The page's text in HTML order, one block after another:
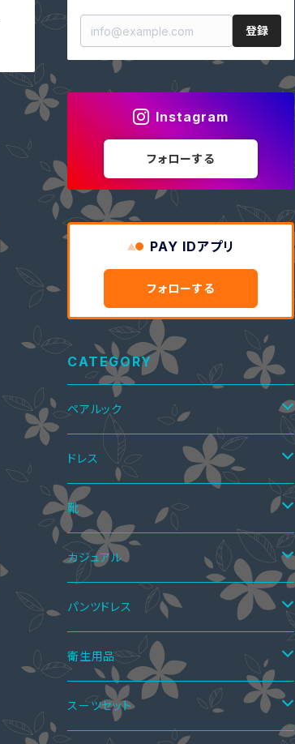
登録
Instagram
フォローする
PAY IDアプリ
フォローする
CATEGORY
ペアルック
ペアTシャツ
ペアTシャツ&ワンピース
ペアニット
ペア上下セット
ペア水着
ペアインナー
ペアシャツ
ドレス
ワンピース
ミニドレス
ミディアムドレス
マキシ丈ドレス
オールインワン・パンツドレス
ツーピース
スカートスーツ
パンツスーツ
ワンピーススーツ
ボレロ・ショール
パンツドレス
パーティーバッグ
靴
サマーブーツ
ニーハイブーツ
ロングブーツ
ハーフブーツ
秋ブーツ
ニーハイブーツ
ロングブーツ
サンダル
レインブーツ
カジュアル
ワンピース
オールインワン
サロペットスカート
ツーピース
トップス
パンツドレス
セットアップ
オールインワン
衛生用品
手袋
スーツセット